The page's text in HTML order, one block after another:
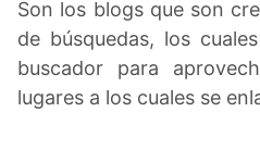
Son los blogs que son
de búsquedas, los
buscador para
lugares a los cuales se